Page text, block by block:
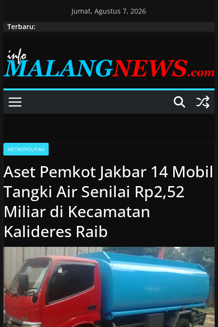
Jumat, Agustus 7, 2026
Terbaru:
METROPOLITAN
Aset Pemkot Jakbar 14 Mobil
Tangki Air Senilai Rp2,52
Miliar di Kecamatan
Kalideres Raib